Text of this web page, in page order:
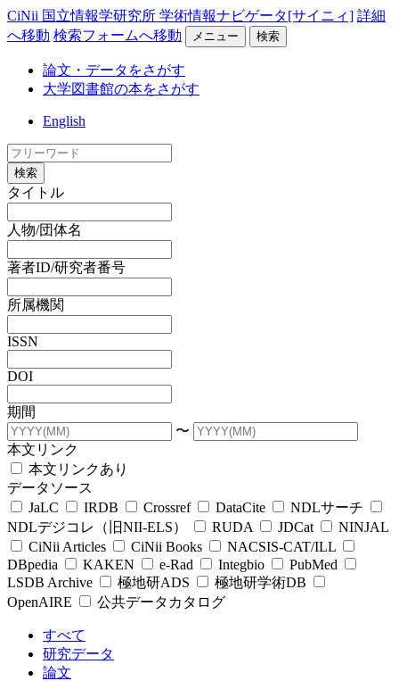
CiNii 国立情報学研究所 学術情報ナビゲータ[サイニィ] 詳細
へ移動 検索フォームへ移動 メニュー 検索
論文・データをさがす
大学図書館の本をさがす
English
検索
タイトル
人物/団体名
著者ID/研究者番号
所属機関
ISSN
DOI
期間
〜
本文リンク
本文リンクあり
データソース
JaLC
IRDB Crossref DataCite
NDLサーチ
NDLデジコレ（旧NII-ELS）
RUDA JDCat
NINJAL
CiNii Articles
CiNii Books
NACSIS-CAT/ILL
DBpedia
KAKEN e-Rad Integbio
PubMed
LSDB Archive
極地研ADS
極地研学術DB
OpenAIRE
公共データカタログ
すべて
研究データ
論文